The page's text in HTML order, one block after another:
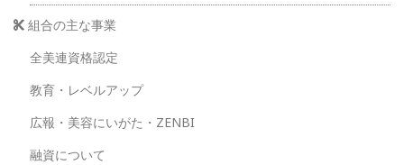
組合の主な事業
全美連資格認定
教育・レベルアップ
広報・美容にいがた・ZENBI
融資について